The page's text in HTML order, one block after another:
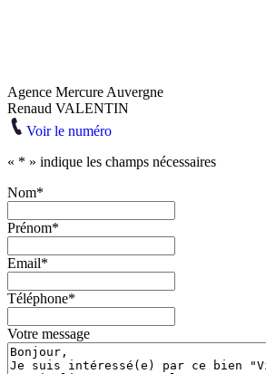
Agence Mercure Auvergne
Renaud VALENTIN
Voir le numéro
« * » indique les champs nécessaires
Nom*
Prénom*
Email*
Téléphone*
Votre message